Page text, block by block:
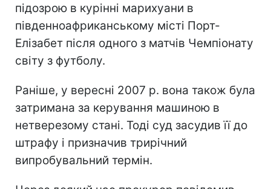
підозрою в курінні марихуани в
південноафриканському місті Порт-
Елізабет після одного з матчів Чемпіонату
світу з футболу.
Раніше, у вересні 2007 р. вона також була
затримана за керування машиною в
нетверезому стані. Тоді суд засудив її до
штрафу і призначив трирічний
випробувальний термін.